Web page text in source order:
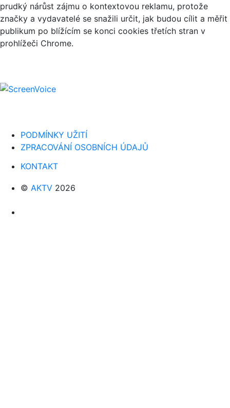
prudký nárůst zájmu o kontextovou reklamu, protože
značky a vydavatelé se snažili určit, jak budou cílit a měřit
publikum po blížícím se konci cookies třetích stran v
prohlížeči Chrome.
PODMÍNKY UŽITÍ
ZPRACOVÁNÍ OSOBNÍCH ÚDAJŮ
KONTAKT
© AKTV 2026